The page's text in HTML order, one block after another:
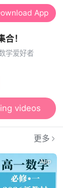
App
！
学爱好者
videos
Open the App to send Danmu and watch videos together
更多
App